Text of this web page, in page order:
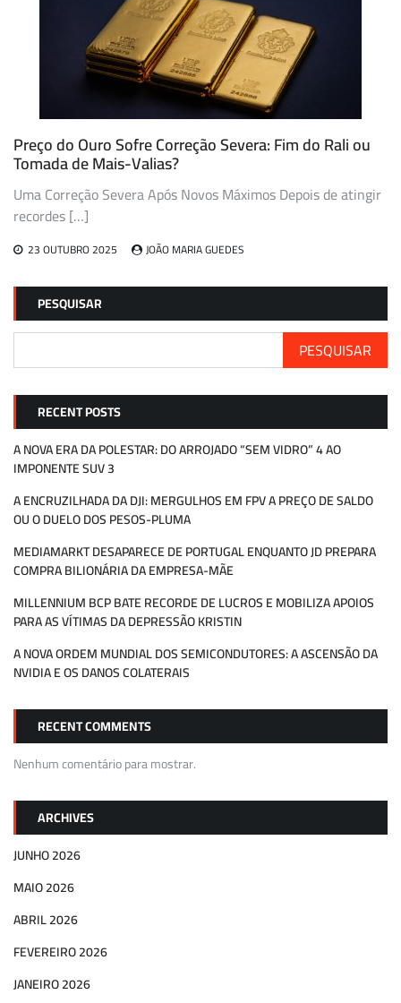
Preço do Ouro Sofre Correção Severa: Fim do Rali ou
Tomada de Mais-Valias?
Uma Correção Severa Após Novos Máximos Depois de atingir
recordes […]
23 OUTUBRO 2025 JOÃO MARIA GUEDES
PESQUISAR
PESQUISAR
RECENT POSTS
A NOVA ERA DA POLESTAR: DO ARROJADO “SEM VIDRO” 4 AO
IMPONENTE SUV 3
A ENCRUZILHADA DA DJI: MERGULHOS EM FPV A PREÇO DE SALDO
OU O DUELO DOS PESOS-PLUMA
MEDIAMARKT DESAPARECE DE PORTUGAL ENQUANTO JD PREPARA
COMPRA BILIONÁRIA DA EMPRESA-MÃE
MILLENNIUM BCP BATE RECORDE DE LUCROS E MOBILIZA APOIOS
PARA AS VÍTIMAS DA DEPRESSÃO KRISTIN
A NOVA ORDEM MUNDIAL DOS SEMICONDUTORES: A ASCENSÃO DA
NVIDIA E OS DANOS COLATERAIS
RECENT COMMENTS
Nenhum comentário para mostrar.
ARCHIVES
JUNHO 2026
MAIO 2026
ABRIL 2026
FEVEREIRO 2026
JANEIRO 2026